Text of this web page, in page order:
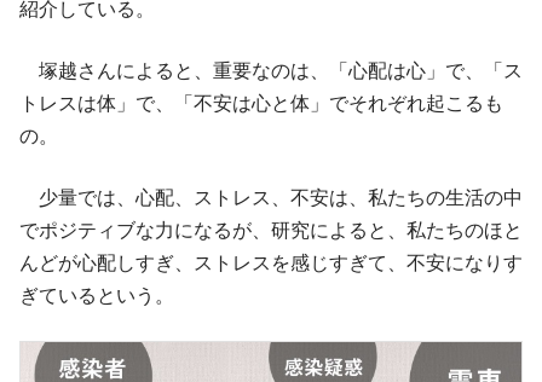
紹介している。
塚越さんによると、重要なのは、「心配は心」で、「ス
トレスは体」で、「不安は心と体」でそれぞれ起こるも
の。
少量では、心配、ストレス、不安は、私たちの生活の中
でポジティブな力になるが、研究によると、私たちのほと
んどが心配しすぎ、ストレスを感じすぎて、不安になりす
ぎているという。